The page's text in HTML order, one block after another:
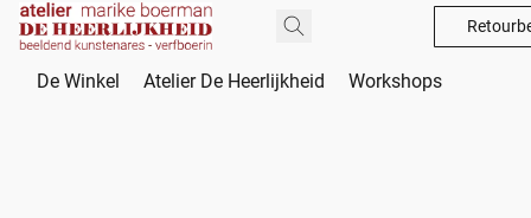
De Winkel Atelier De Heerlijkheid Workshops